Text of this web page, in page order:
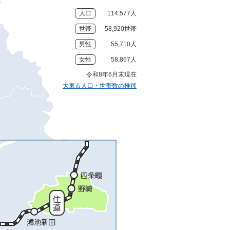
人口 114,577人
世帯 58,920世帯
男性 55,710人
女性 58,867人
令和8年6月末現在
大東市人口・世帯数の推移